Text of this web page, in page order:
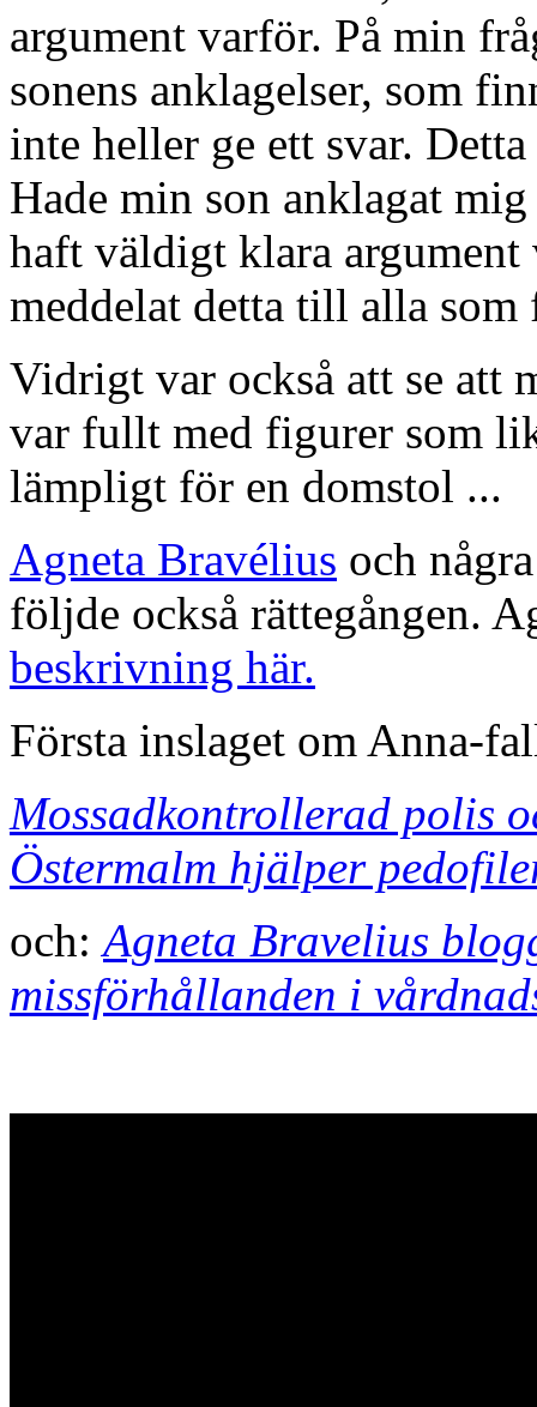
argument varför. På min
sonens anklagelser, som
inte heller ge ett svar.
Hade min son anklagat
haft väldigt klara argument
meddelat detta till alla som
Vidrigt var också att se att
var fullt med figurer som
lämpligt för en domstol ...
Agneta Bravélius och
följde också rättegången.
beskrivning här.
Första inslaget om Anna-
Mossadkontrollerad polis
Östermalm hjälper
och:Agneta Bravelius
missförhållanden i